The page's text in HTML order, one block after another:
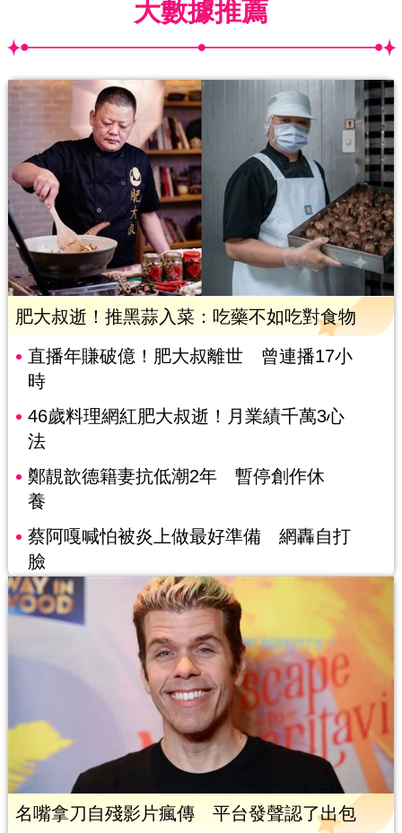
大數據推薦
肥大叔逝！推黑蒜入菜：吃藥不如吃對食物
直播年賺破億！肥大叔離世 曾連播17小
時
46歲料理網紅肥大叔逝！月業績千萬3心
法
鄭靚歆德籍妻抗低潮2年 暫停創作休
養
蔡阿嘎喊怕被炎上做最好準備 網轟自打
臉
名嘴拿刀自殘影片瘋傳 平台發聲認了出包